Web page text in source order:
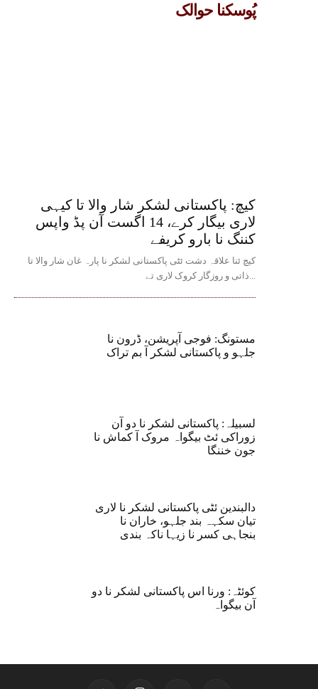
پُوسکنا حوالک
کیچ: پاکستانی لشکر شار والا تا کیہی
لاری بیگار کرے، 14 اگست آن پڈ واپس
کننگ نا بارو کریفے
کیچ ئنا علاقہ دشت ئٹی پاکستانی لشکر نا پارہ غان شار والا تا
ذاتی و روزگار کروک لاری تے...
مستونگ: فوجی آپریشن، ڈرون نا
جلہو و پاکستانی لشکر آ بم تراک
لسبیلہ: پاکستانی لشکر نا دو آن
زوراکی ئٹ بیگواہ مروک آ کماش نا
جون خننگا
دالبندین ئٹی پاکستانی لشکر نا لاری
تیان سکہہ بند جلہو، خاران نا
بنجاہی کسر نا زیہا ناکہ بندی
کوئٹہ: ورنا اس پاکستانی لشکر نا دو
آن بیگواہ